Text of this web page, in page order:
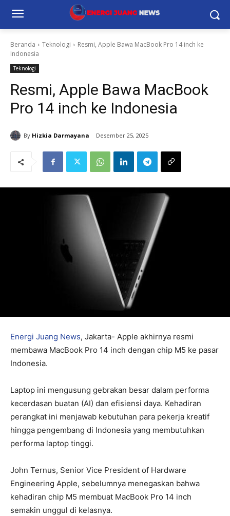
Beranda Teknologi
Resmi, Apple Bawa MacBook Pro 14 inch ke
Indonesia
Teknologi
Resmi, Apple Bawa MacBook
Pro 14 inch ke Indonesia
By Hizkia Darmayana Desember 25, 2025
Energi Juang News, Jakarta- Apple akhirnya resmi
membawa MacBook Pro 14 inch dengan chip M5 ke pasar
Indonesia.
Laptop ini mengusung gebrakan besar dalam performa
kecerdasan buatan (AI) dan efisiensi daya. Kehadiran
perangkat ini menjawab kebutuhan para pekerja kreatif
hingga pengembang di Indonesia yang membutuhkan
performa laptop tinggi.
John Ternus, Senior Vice President of Hardware
Engineering Apple, sebelumnya menegaskan bahwa
kehadiran chip M5 membuat MacBook Pro 14 inch
semakin unggul di kelasnya.